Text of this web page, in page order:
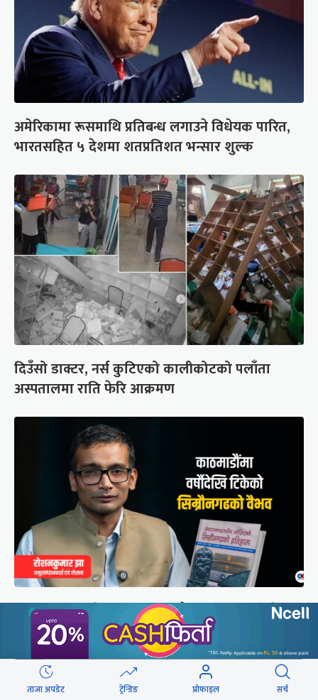
अमेरिकामा रूसमाथि प्रतिबन्ध लगाउने विधेयक पारित,
भारतसहित ५ देशमा शतप्रतिशत भन्सार शुल्क
दिउँसो डाक्टर, नर्स कुटिएको कालीकोटको पलाँता
अस्पतालमा राति फेरि आक्रमण
मुगल आक्रमणले तहसनहस सिम्रौनगढको सभ्यता नेपाल
खाल्डोले कसरी जोगायो ?
ताजा अपडेट ट्रेन्डिङ प्रोफाइल सर्च